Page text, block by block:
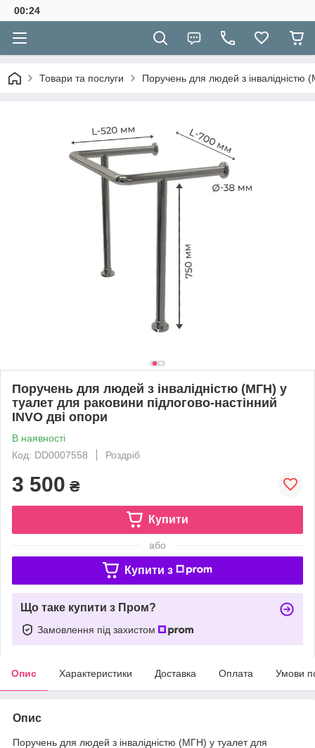
00:24
Товари та послуги Поручень для людей з інвалідністю
Поручень для людей з інвалідністю (МГН) у
туалет для раковини підлогово-настінний
INVO дві опори
В наявності
Код: DD0007558
Роздріб
3 500 ₴
Купити
або
Купити з
Що таке купити з Пром?
Замовлення під захистом
Опис Характеристики Доставка Оплата Умови
Опис
Поручень для людей з інвалідністю (МГН) у туалет для